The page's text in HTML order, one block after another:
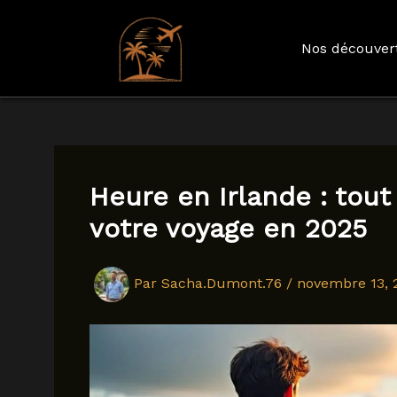
Aller
Nos
Heure en Irlande :
votre voyage en 2025
Par Sacha.Dumont.76 / novembre 13,